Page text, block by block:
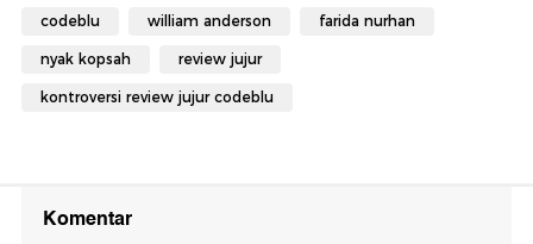
codeblu william anderson farida nurhan
nyak kopsah review jujur
kontroversi review jujur codeblu
Komentar